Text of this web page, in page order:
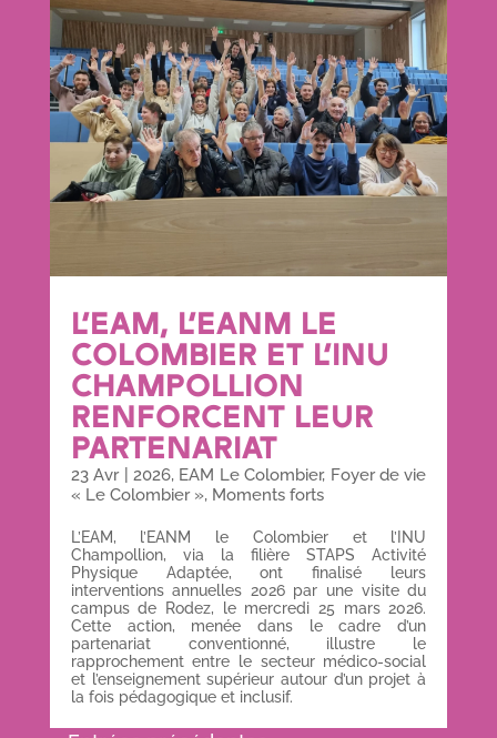
L’EAM, L’EANM LE
COLOMBIER ET L’INU
CHAMPOLLION
RENFORCENT LEUR
PARTENARIAT
23 Avr| 2026, EAM Le Colombier, Foyer de vie
« Le Colombier », Moments forts
L’EAM, l’EANM le Colombier et l’INU
Champollion, via la filière STAPS Activité
Physique Adaptée, ont finalisé leurs
interventions annuelles 2026 par une visite du
campus de Rodez, le mercredi 25 mars 2026.
Cette action, menée dans le cadre d’un
partenariat conventionné, illustre le
rapprochement entre le secteur médico-social
et l’enseignement supérieur autour d’un projet à
la fois pédagogique et inclusif.